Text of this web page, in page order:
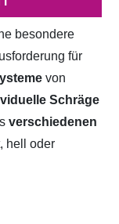
besondere
für
von
Schräge
verschiedenen
hell oder